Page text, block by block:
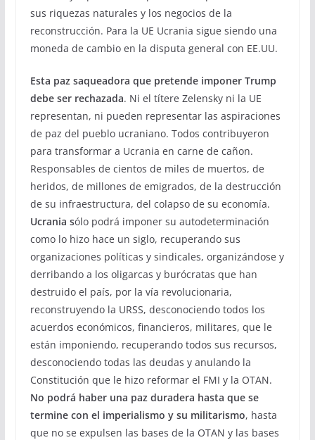
sus riquezas naturales y los negocios de la
reconstrucción. Para la UE Ucrania sigue siendo una
moneda de cambio en la disputa general con EE.UU.
Esta paz saqueadora que pretende imponer Trump
debe ser rechazada. Ni el títere Zelensky ni la UE
representan, ni pueden representar las aspiraciones
de paz del pueblo ucraniano. Todos contribuyeron
para transformar a Ucrania en carne de cañon.
Responsables de cientos de miles de muertos, de
heridos, de millones de emigrados, de la destrucción
de su infraestructura, del colapso de su economía.
Ucrania sólo podrá imponer su autodeterminación
como lo hizo hace un siglo, recuperando sus
organizaciones políticas y sindicales, organizándose y
derribando a los oligarcas y burócratas que han
destruido el país, por la vía revolucionaria,
reconstruyendo la URSS, desconociendo todos los
acuerdos económicos, financieros, militares, que le
están imponiendo, recuperando todos sus recursos,
desconociendo todas las deudas y anulando la
Constitución que le hizo reformar el FMI y la OTAN.
No podrá haber una paz duradera hasta que se
termine con el imperialismo y su militarismo, hasta
que no se expulsen las bases de la OTAN y las bases